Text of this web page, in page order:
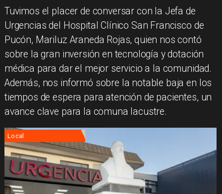
​Tuvimos el placer de conversar con la Jefa de
Urgencias del Hospital Clínico San Francisco de
Pucón, Mariluz Araneda Rojas, quien nos contó
sobre la gran inversión en tecnología y dotación
médica para dar el mejor servicio a la comunidad.
Además, nos informó sobre la notable baja en los
tiempos de espera para atención de pacientes, un
avance clave para la comuna lacustre.
Local